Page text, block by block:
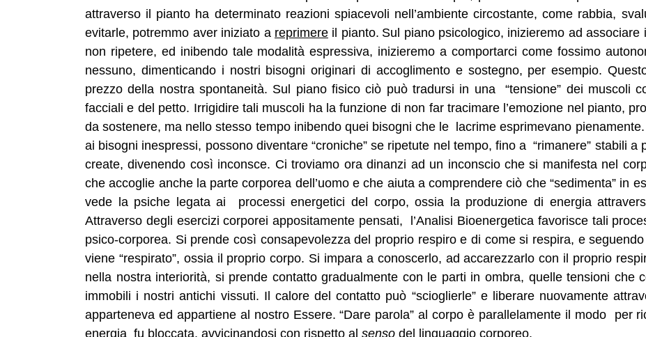
attraverso il pianto ha determinato reazioni spiacevoli nell’ambiente circostante, come rabbia,
evitarle, potremmo aver iniziato a reprimere il pianto. Sul piano psicologico, inizieremo ad associare
non ripetere, ed inibendo tale modalità espressiva, inizieremo a comportarci come fossimo
nessuno, dimenticando i nostri bisogni originari di accoglimento e sostegno, per esempio.
prezzo della nostra spontaneità. Sul piano fisico ciò può tradursi in una “tensione” dei muscoli
facciali e del petto. Irrigidire tali muscoli ha la funzione di non far tracimare l’emozione nel pianto,
da sostenere, ma nello stesso tempo inibendo quei bisogni che le lacrime esprimevano
ai bisogni inespressi, possono diventare “croniche” se ripetute nel tempo, fino a “rimanere” stabili
create, divenendo così inconsce. Ci troviamo ora dinanzi ad un inconscio che si manifesta nel
che accoglie anche la parte corporea dell’uomo e che aiuta a comprendere ciò che “sedimenta” in
vede la psiche legata ai processi energetici del corpo, ossia la produzione di energia
Attraverso degli esercizi corporei appositamente pensati, l’Analisi Bioenergetica favorisce tali
psico-corporea. Si prende così consapevolezza del proprio respiro e di come si respira, e
viene “respirato”, ossia il proprio corpo. Si impara a conoscerlo, ad accarezzarlo con il proprio
nella nostra interiorità, si prende contatto gradualmente con le parti in ombra, quelle tensioni che
immobili i nostri antichi vissuti. Il calore del contatto può “scioglierle” e liberare nuovamente
apparteneva ed appartiene al nostro Essere. “Dare parola” al corpo è parallelamente il modo per
energia fu bloccata, avvicinandosi con rispetto al senso del linguaggio corporeo.